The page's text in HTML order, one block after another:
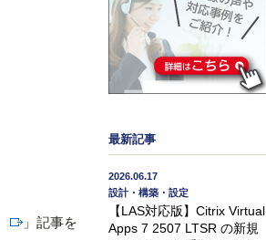
」記事を
最新記事
2026.06.17
設計・構築・設定
【LAS対応版】Citrix Virtual
Apps 7 2507 LTSR の新規